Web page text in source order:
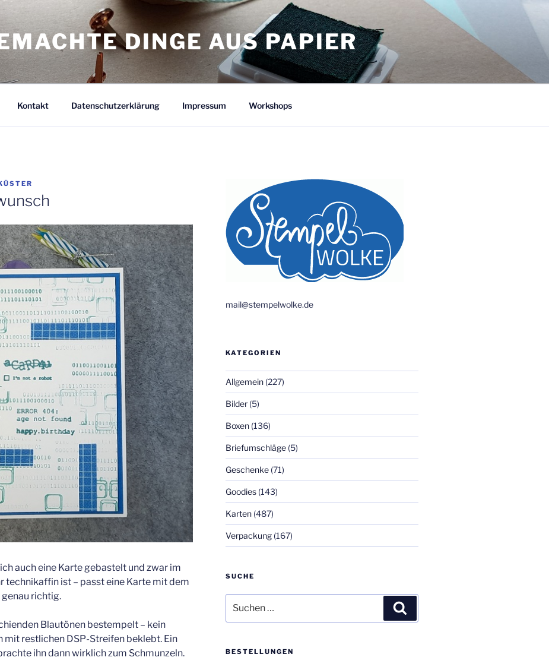
DINGE AUS PAPIER
Kontakt Datenschutzerklärung Impressum Workshops
auch eine Karte gebastelt und zwar im
technikaffin ist – passt eine Karte mit dem
genau richtig.
Blautönen bestempelt – kein
mit restlichen DSP-Streifen beklebt. Ein
ihn dann wirklich zum Schmunzeln.
mail@stempelwolke.de
KATEGORIEN
Allgemein(227)
Bilder(5)
Boxen(136)
Briefumschläge(5)
Geschenke(71)
Goodies(143)
Karten(487)
Verpackung(167)
SUCHE
nach:
BESTELLUNGEN